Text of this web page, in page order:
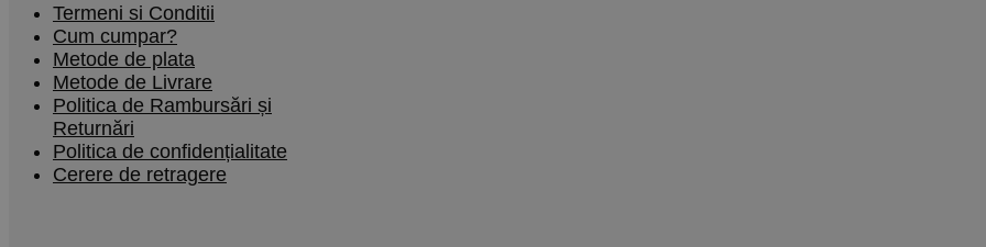
Termeni si Conditii
Cum cumpar?
Metode de plata
Metode de Livrare
Politica de Rambursări și
Returnări
Politica de confidențialitate
Cerere de retragere